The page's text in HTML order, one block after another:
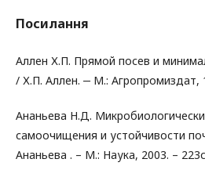
Посилання
Аллен Х.П. Прямой посев и
/ Х.П. Аллен. ‒ М.: Агропромиздат,
Ананьева Н.Д.
самоочищения и устойчивости
Ананьева . – М.: Наука, 2003. –